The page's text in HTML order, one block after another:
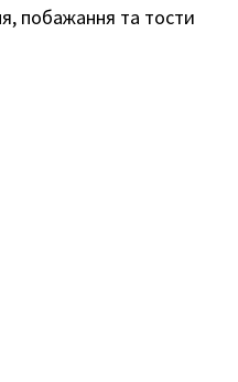
побажання та тости